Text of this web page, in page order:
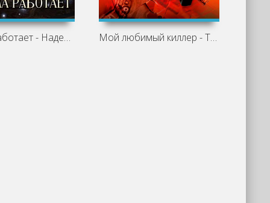
Ведьма работает - Надежда Соколова Мой любимый киллер - Татьяна Полякова